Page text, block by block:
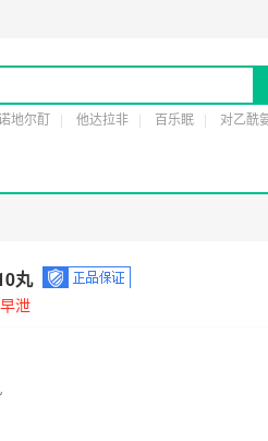
粤穗食药监械经营备
地尔酊 他达拉非 百乐眠
对乙酰
丸
泄